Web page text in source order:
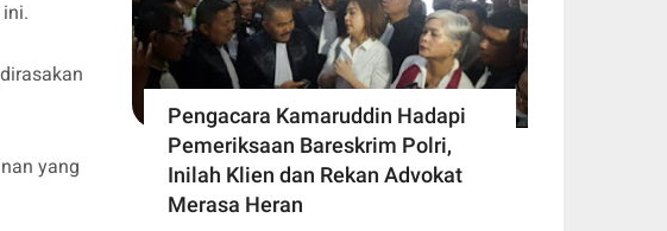
yang
Pengacara Kamaruddin Hadapi
Pemeriksaan Bareskrim Polri,
Inilah Klien dan Rekan Advokat
Merasa Heran